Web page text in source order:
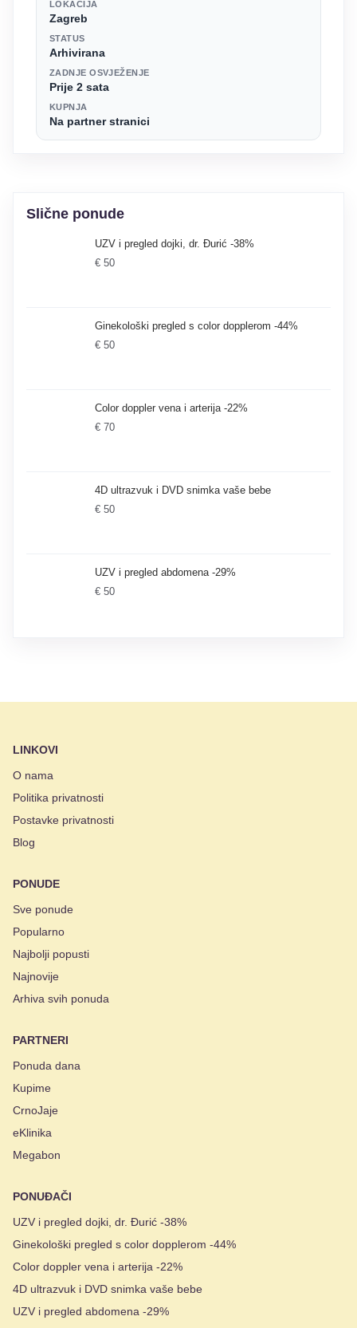
LOKACIJA
Zagreb
STATUS
Arhivirana
ZADNJE OSVJEŽENJE
Prije 2 sata
KUPNJA
Na partner stranici
Slične ponude
UZV i pregled dojki, dr. Đurić -38%
€ 50
Ginekološki pregled s color dopplerom -44%
€ 50
Color doppler vena i arterija -22%
€ 70
4D ultrazvuk i DVD snimka vaše bebe
€ 50
UZV i pregled abdomena -29%
€ 50
LINKOVI
O nama
Politika privatnosti
Postavke privatnosti
Blog
PONUDE
Sve ponude
Popularno
Najbolji popusti
Najnovije
Arhiva svih ponuda
PARTNERI
Ponuda dana
Kupime
CrnoJaje
eKlinika
Megabon
PONUĐAČI
UZV i pregled dojki, dr. Đurić -38%
Ginekološki pregled s color dopplerom -44%
Color doppler vena i arterija -22%
4D ultrazvuk i DVD snimka vaše bebe
UZV i pregled abdomena -29%